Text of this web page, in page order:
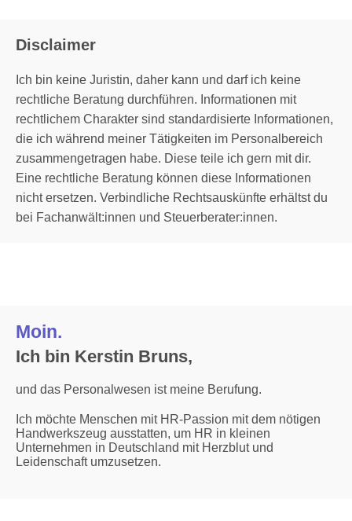
Disclaimer
Ich bin keine Juristin, daher kann und darf ich keine
rechtliche Beratung durchführen. Informationen mit
rechtlichem Charakter sind standardisierte Informationen,
die ich während meiner Tätigkeiten im Personalbereich
zusammengetragen habe. Diese teile ich gern mit dir.
Eine rechtliche Beratung können diese Informationen
nicht ersetzen. Verbindliche Rechtsauskünfte erhältst du
bei Fachanwält:innen und Steuerberater:innen.
Moin.
Ich bin Kerstin Bruns,
und das Personalwesen ist meine Berufung.
Ich möchte Menschen mit HR-Passion mit dem nötigen
Handwerkszeug ausstatten, um HR in kleinen
Unternehmen in Deutschland mit Herzblut und
Leidenschaft umzusetzen.